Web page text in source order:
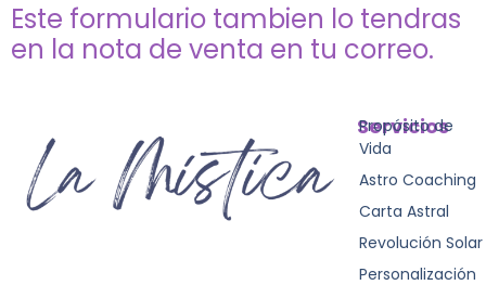
Este formulario tambien lo tendras
en la nota de venta en tu correo.
Servicios
Propósito de
Vida
Astro Coaching
Carta Astral
Revolución Solar
Personalización